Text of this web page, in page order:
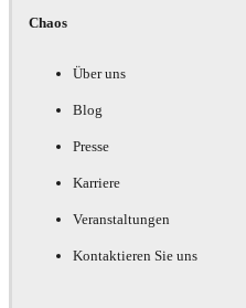
Chaos
Über uns
Blog
Presse
Karriere
Veranstaltungen
Kontaktieren Sie uns